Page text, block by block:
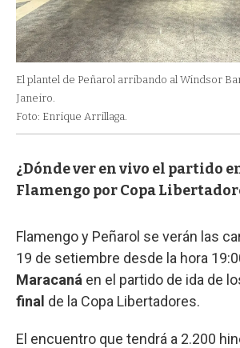
El plantel de Peñarol arribando al Windsor
Janeiro.
Foto: Enrique Arrillaga.
¿Dónde ver en vivo el partido
Flamengo por Copa
Flamengo y Peñarol se verán las
19 de setiembre desde la hora
Maracaná en el partido de ida de
final de la Copa Libertadores.
El encuentro que tendrá a 2.200